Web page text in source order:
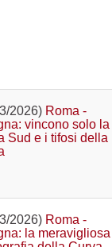
2026) Roma -
vincono solo la
Sud e i tifosi della
2026) Roma -
la meravigliosa